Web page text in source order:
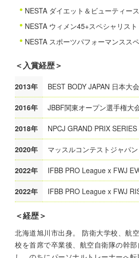
NESTA ダイエット＆ビューティー
NESTA ウィメン45+スペシャリスト
NESTA スポーツパフォーマンスス
＜入賞経歴＞
2013年 BEST BODY JAPAN 日本大
2016年 JBBF関東オープン選手権
2018年 NPCJ GRAND PRIX
2020年 マッスルコンテストジャパ
2022年 IFBB PRO League x FWJ
2022年 IFBB PRO League x FWJ
＜経歴＞
北海道旭川市出身。 防衛大学校、航
校を首席で卒業後、航空自衛隊の幹